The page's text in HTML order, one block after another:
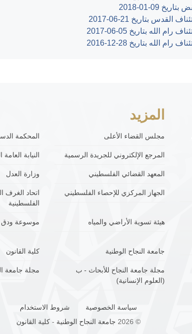
المزيد
مجلس القضاء الأعلى المحكمة
المرجع الإلكتروني للجريدة الرسمية النيابة
المعهد القضائي الفلسطيني وزارة العدل
الجهاز المركزي للإحصاء الفلسطيني
اتحاد الغرف
الفلسطينية
هيئة تسوية الأراضي والمياه موسوعة ودق
جامعة النجاح الوطنية كلية القانون
مجلة جامعة النجاح للأبحاث - ب
(العلوم الإنسانية)
مجلة جامعة
سياسة الخصوصية
شروط الاستخدام
© 2026
جامعة النجاح الوطنية -كلية القانون